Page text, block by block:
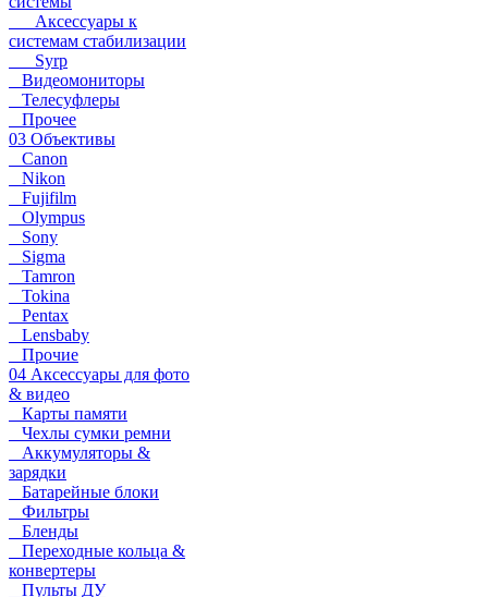
Аксессуары к
системам стабилизации
Syrp
Видеомониторы
Телесуфлеры
Прочее
03 Объективы
Canon
Nikon
Fujifilm
Olympus
Sony
Sigma
Tamron
Tokina
Pentax
Lensbaby
Прочие
04 Аксессуары для фото
& видео
Карты памяти
Чехлы сумки ремни
Аккумуляторы &
зарядки
Батарейные блоки
Фильтры
Бленды
Переходные кольца &
конвертеры
Пульты ДУ